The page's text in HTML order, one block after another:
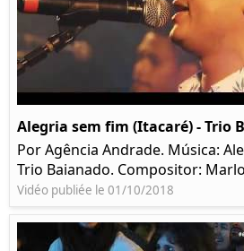
Alegria sem fim (Itacaré) - Trio
Por Agência Andrade. Música:
Trio Baianado. Compositor:
Vidéo publiée le 01/10/2018